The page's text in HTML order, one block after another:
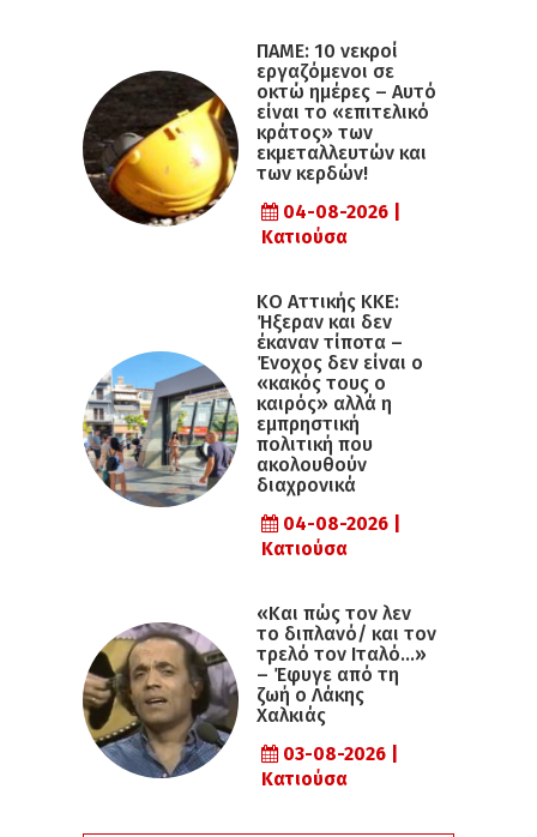
ΠΑΜΕ: 10 νεκροί
εργαζόμενοι σε
οκτώ ημέρες – Αυτό
είναι το «επιτελικό
κράτος» των
εκμεταλλευτών και
των κερδών!
04-08-2026 |
Κατιούσα
KO Αττικής ΚΚΕ:
Ήξεραν και δεν
έκαναν τίποτα –
Ένοχος δεν είναι ο
«κακός τους ο
καιρός» αλλά η
εµπρηστική
πολιτική που
ακολουθούν
διαχρονικά
04-08-2026 |
Κατιούσα
«Και πώς τον λεν
το διπλανό/ και τον
τρελό τον Ιταλό…»
– Έφυγε από τη
ζωή ο Λάκης
Χαλκιάς
03-08-2026 |
Κατιούσα